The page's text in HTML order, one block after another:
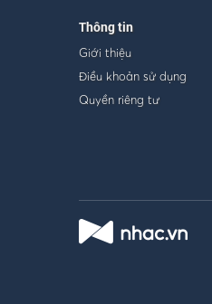
Thông tin
Giới thiệu
Điều khoản sử dụng
Quyền riêng tư